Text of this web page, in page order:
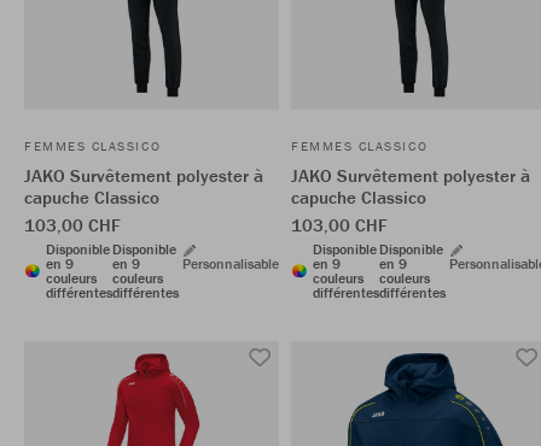
FEMMES CLASSICO
JAKO Survêtement polyester à
capuche Classico
103,00 CHF
Disponible
en 9
couleurs
différentes
Disponible
en 9
couleurs
différentes
Personnalisable
FEMMES CLASSICO
JAKO Survêtement polyester à
capuche Classico
103,00 CHF
Disponible
en 9
couleurs
différentes
Disponible
en 9
couleurs
différentes